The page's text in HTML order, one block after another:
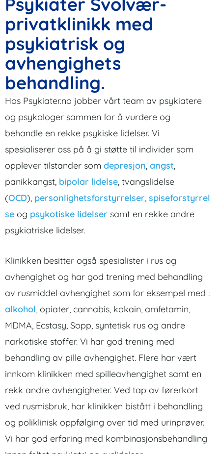
privatklinikk med
psykiatrisk og
avhengighets
behandling.
Hos Psykiater.no jobber vårt team av psykiatere
og psykologer sammen for å vurdere og
behandle en rekke psykiske lidelser. Vi
spesialiserer oss på å gi støtte til individer som
opplever tilstander som depresjon, angst,
panikkangst, bipolar lidelse, tvangslidelse
(OCD), personlighetsforstyrrelser, spiseforstyrrel
se og psykotiske lidelser samt en rekke andre
psykiatriske lidelser.
Klinikken besitter også spesialister i rus og
avhengighet og har god trening med behandling
av rusmiddel avhengighet som for eksempel med :
alkohol, opiater, cannabis, kokain, amfetamin,
MDMA, Ecstasy, Sopp, syntetisk rus og andre
narkotiske stoffer. Vi har god trening med
behandling av pille avhengighet. Flere har vært
innkom klinikken med spilleavhengighet samt en
rekk andre avhengigheter. Ved tap av førerkort
ved rusmisbruk, har klinikken bistått i behandling
og poliklinisk oppfølging over tid med urinprøver.
Vi har god erfaring med kombinasjonsbehandling